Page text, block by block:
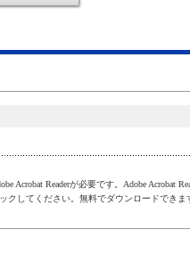
Acrobat Readerが必要です。Adobe Acrobat
クしてください。無料でダウンロードできま